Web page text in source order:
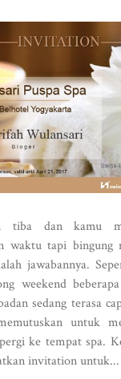
tiba dan kamu
waktu tapi bingung
jawabannya.
weekend
sedang terasa
untuk
ke tempat spa.
invitation untuk...